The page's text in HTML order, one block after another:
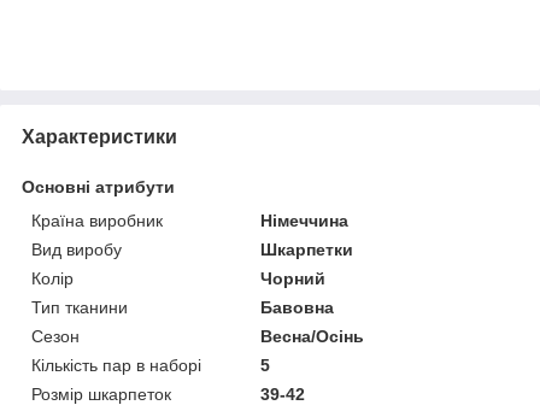
Характеристики
Основні атрибути
Країна виробник
Німеччина
Вид виробу
Шкарпетки
Колір
Чорний
Тип тканини
Бавовна
Сезон
Весна/Осінь
Кількість пар в наборі
5
Розмір шкарпеток
39-42